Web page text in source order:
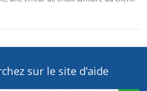
sur le site d'aide